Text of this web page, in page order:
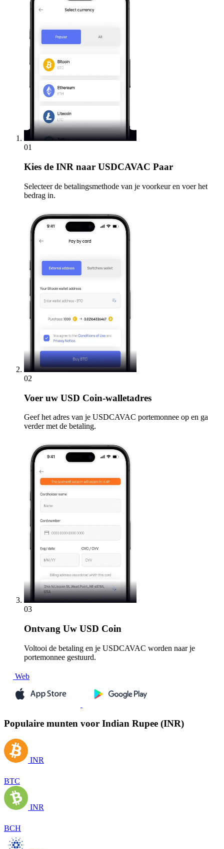
01
Kies de INR naar USDCAVAC Paar
Selecteer de betalingsmethode van je voorkeur en voer het
bedrag in.
02
Voer uw USD Coin-walletadres
Geef het adres van je USDCAVAC portemonnee op en ga
verder met de betaling.
03
Ontvang Uw USD Coin
Voltooi de betaling en je USDCAVAC worden naar je
portemonnee gestuurd.
Web
Populaire munten voor Indian Rupee (INR)
INR
BTC
INR
BCH